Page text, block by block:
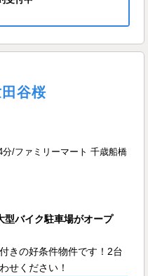
谷桜
/ファミリーマート 千歳船橋
型バイク駐車場がオープ
きの好条件物件です！2台
せください！